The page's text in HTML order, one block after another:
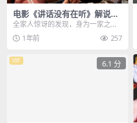
电影《讲话没有在听》解说文
案
全家人惊讶的发现，身为一家之主
的老爷似乎死了，老李以为自己还
在做梦，为了将自己喊...
1年前 257
VIP 6.1 分